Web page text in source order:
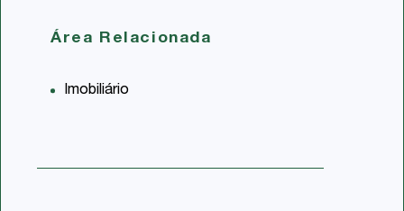
Área Relacionada
Imobiliário